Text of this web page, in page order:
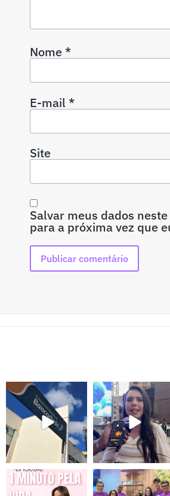
Nome*
E-mail*
Site
Salvar meus dados
para a próxima vez que